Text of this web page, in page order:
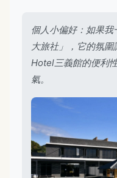
個人小偏好：如果
大旅社」，它的氛
Hotel三義館的便利
氣。